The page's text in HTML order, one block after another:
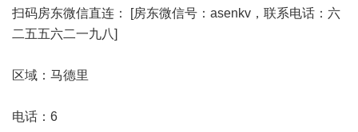
扫码房东微信直连： [房东微信号：asenkv，联系电话：六
二五五六二一九八]
区域：马德里
电话：6